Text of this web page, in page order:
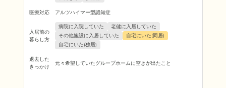
医療対応 アルツハイマー型認知症
入居前の
暮らし方
病院に入院していた
老健に入居していた
その他施設に入居していた
自宅にいた(同居)
自宅にいた(独居)
退去した
きっかけ
元々希望していたグループホームに空きが出たこと